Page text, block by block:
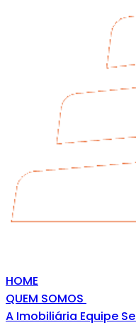
HOME
QUEM SOMOS
A Imobiliária Equipe